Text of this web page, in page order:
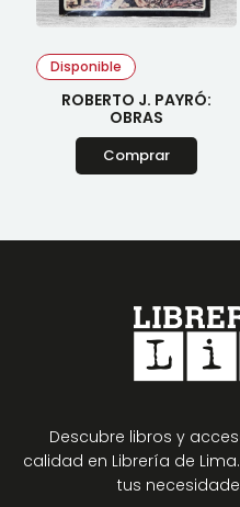
Disponible
ROBERTO J. PAYRÓ:
OBRAS
Comprar
Descubre libros y
calidad en Librería de
tus